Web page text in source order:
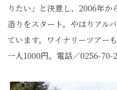
りたい」と決意し、2006年
造りをスタート。やはりアル
ています。ワイナリーツアー
一人1000円。電話／0256-70-